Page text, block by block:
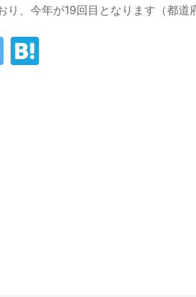
り、今年が19回目となります（都道